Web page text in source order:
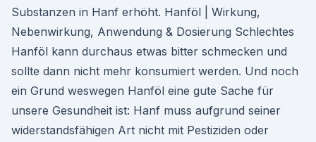
Substanzen in Hanf erhöht. Hanföl | Wirkung,
Nebenwirkung, Anwendung & Dosierung Schlechtes
Hanföl kann durchaus etwas bitter schmecken und
sollte dann nicht mehr konsumiert werden. Und noch
ein Grund weswegen Hanföl eine gute Sache für
unsere Gesundheit ist: Hanf muss aufgrund seiner
widerstandsfähigen Art nicht mit Pestiziden oder